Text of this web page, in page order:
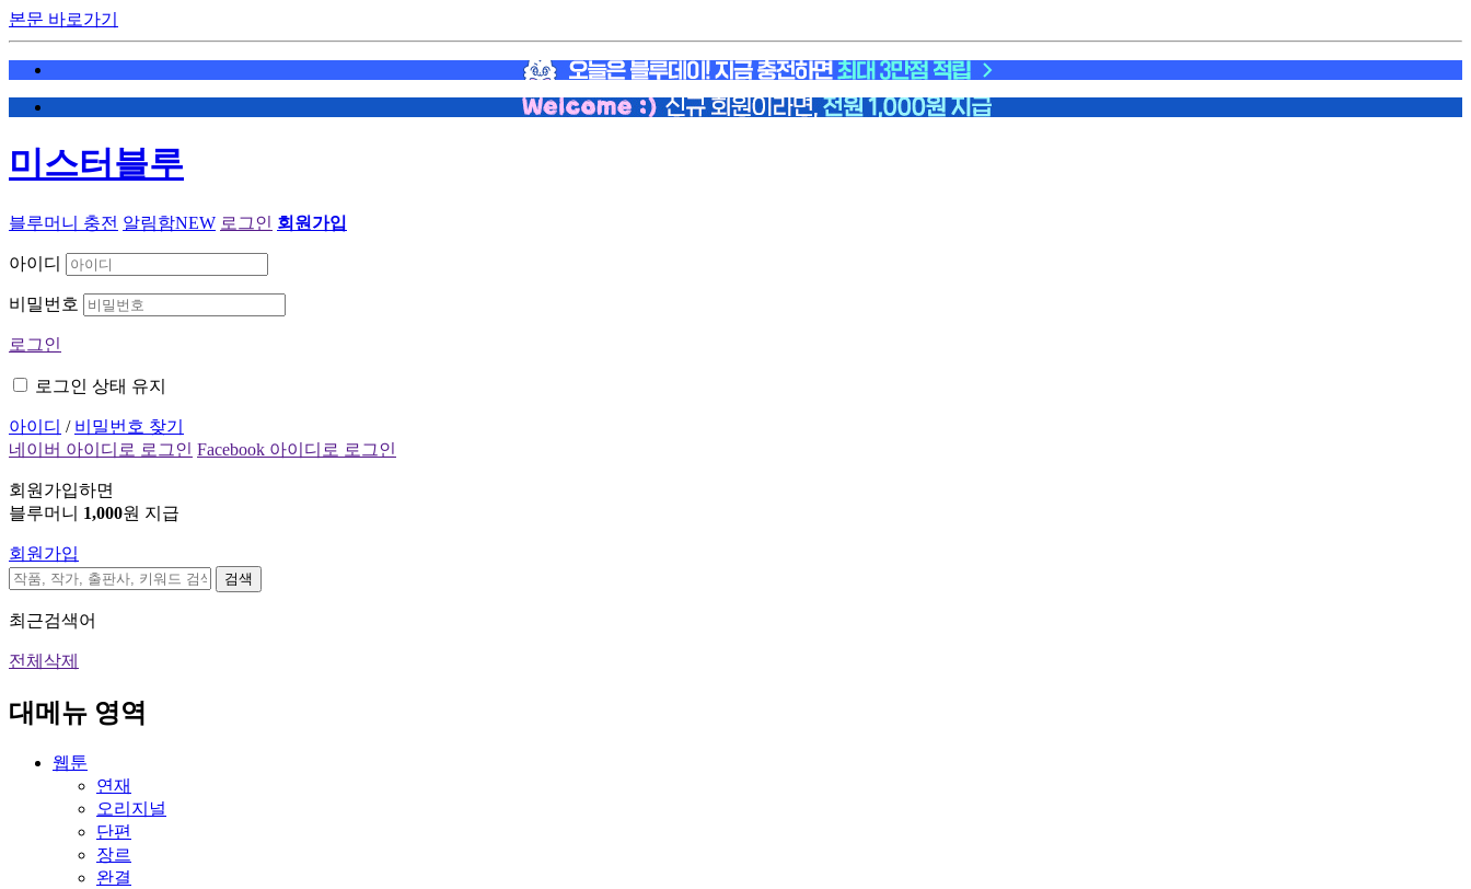
본문 바로가기
미스터블루
블루머니 충전 알림함NEW 로그인 회원가입
아이디
비밀번호
로그인
로그인 상태 유지
아이디 / 비밀번호 찾기
네이버 아이디로 로그인 Facebook 아이디로 로그인
회원가입하면
블루머니 1,000원 지급
회원가입
검색
최근검색어
전체삭제
대메뉴 영역
웹툰
연재
오리지널
단편
장르
완결